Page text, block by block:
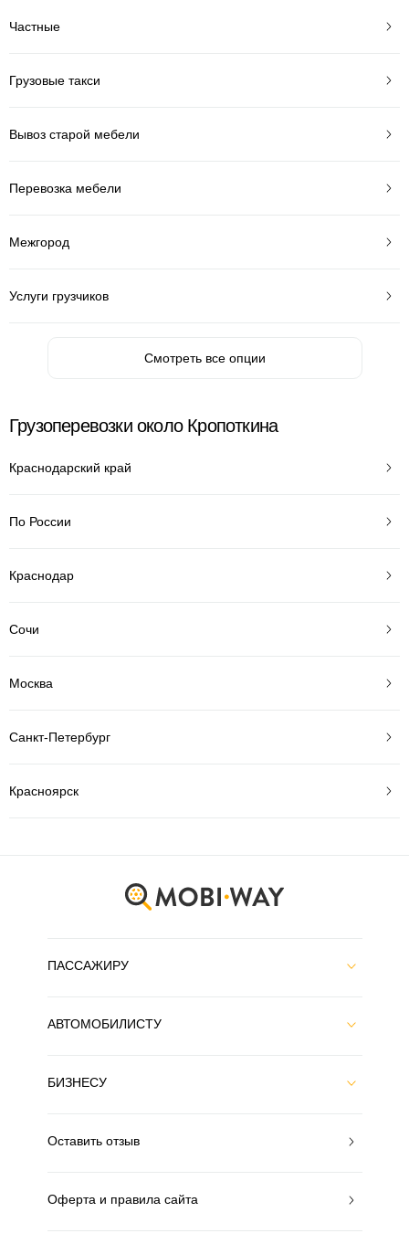
Частные
Грузовые такси
Вывоз старой мебели
Перевозка мебели
Межгород
Услуги грузчиков
Смотреть все опции
Грузоперевозки около Кропоткина
Краснодарский край
По России
Краснодар
Сочи
Москва
Санкт-Петербург
Красноярск
ПАССАЖИРУ
АВТОМОБИЛИСТУ
БИЗНЕСУ
Оставить отзыв
Оферта и правила сайта